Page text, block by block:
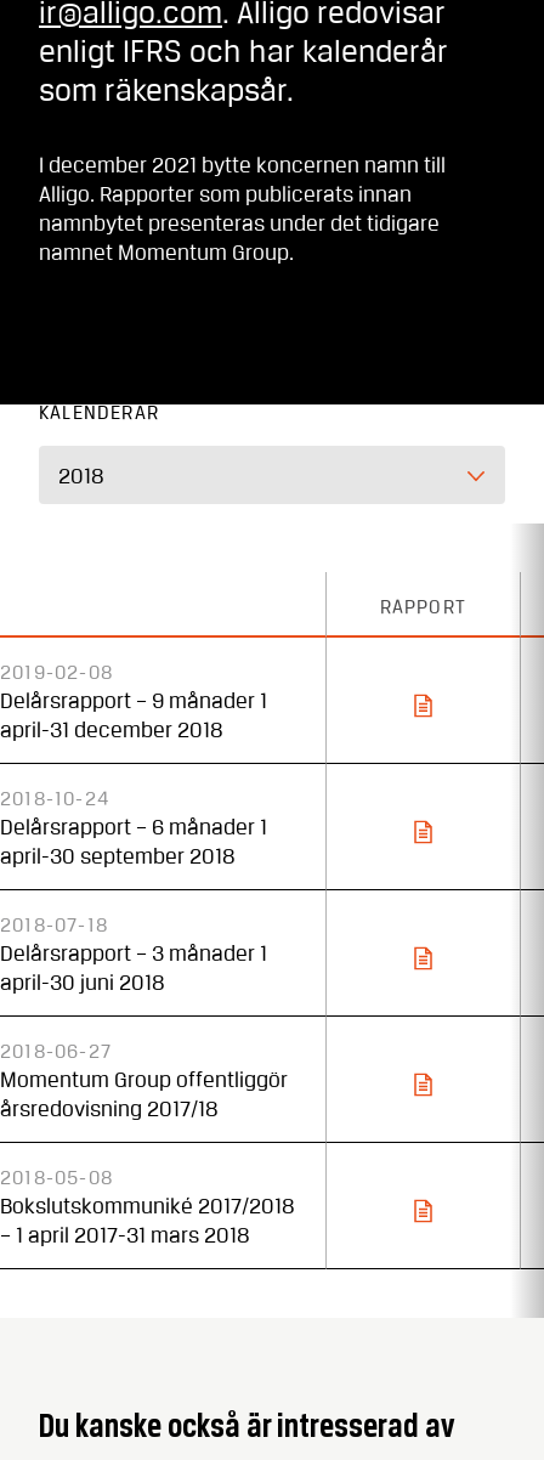
ir@alligo.com. Alligo redovisar
enligt IFRS och har kalenderår
som räkenskapsår.
I december 2021 bytte koncernen namn till
Alligo. Rapporter som publicerats innan
namnbytet presenteras under det tidigare
namnet Momentum Group.
KALENDERÅR
2018
RAPPORT
2019-02-08
Delårsrapport – 9 månader 1
april-31 december 2018
2018-10-24
Delårsrapport – 6 månader 1
april-30 september 2018
2018-07-18
Delårsrapport – 3 månader 1
april-30 juni 2018
2018-06-27
Momentum Group offentliggör
årsredovisning 2017/18
2018-05-08
Bokslutskommuniké 2017/2018
– 1 april 2017-31 mars 2018
Du kanske också är intresserad av